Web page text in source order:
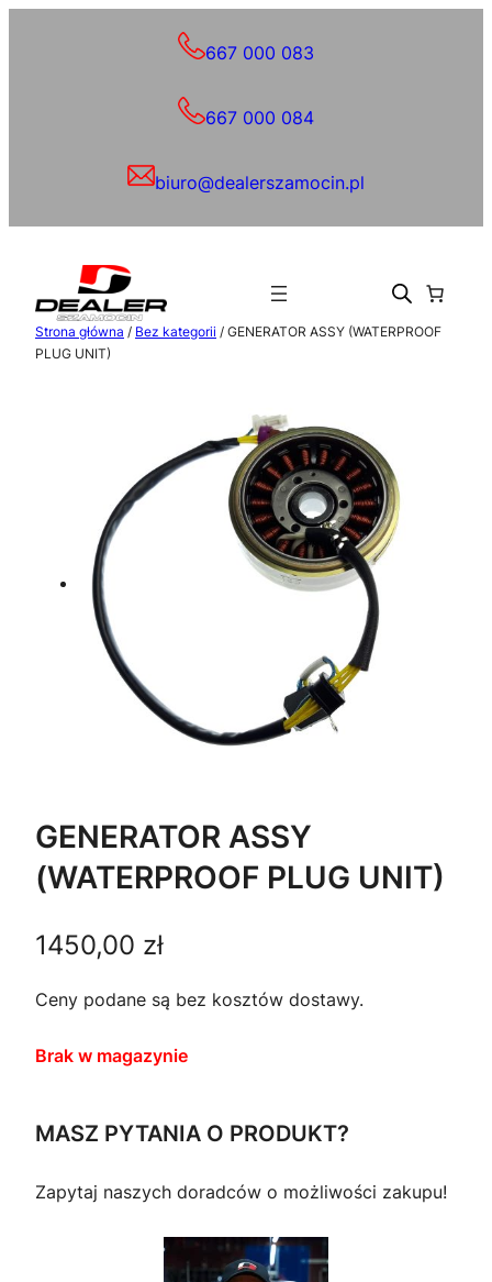
667 000 083
667 000 084
biuro@dealerszamocin.pl
Strona główna / Bez kategorii / GENERATOR ASSY (WATERPROOF
PLUG UNIT)
GENERATOR ASSY
(WATERPROOF PLUG UNIT)
1450,00 zł
Ceny podane są bez kosztów dostawy.
Brak w magazynie
MASZ PYTANIA O PRODUKT?
Zapytaj naszych doradców o możliwości zakupu!